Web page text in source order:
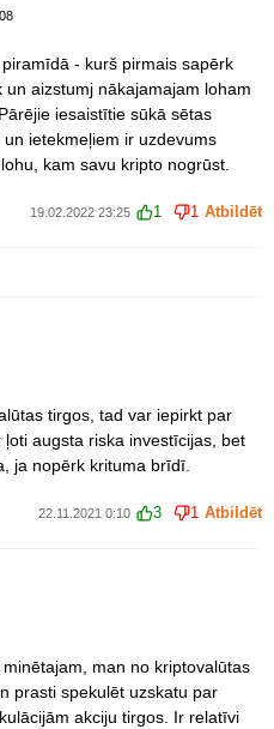
- kurš pirmais sapērk
aizstumj nākajamajam loham
iesaistītie sūkā sētas
ietekmeļiem ir uzdevums
kam savu kripto nogrūst.
19.02.2022 23:25 1 1 Atbildēt
tirgos, tad var iepirkt par
augsta riska investīcijas, bet
ja nopērk krituma brīdī.
22.11.2021 0:10 3 1 Atbildēt
man no kriptovalūtas
prasti spekulēt uzskatu par
akciju tirgos. Ir relatīvi